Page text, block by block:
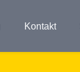
Kontakt